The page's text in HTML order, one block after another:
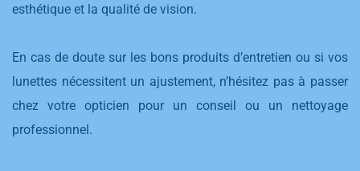
esthétique et la qualité de vision.
En cas de doute sur les bons produits d’entretien ou si vos
lunettes nécessitent un ajustement, n’hésitez pas à passer
chez votre opticien pour un conseil ou un nettoyage
professionnel.